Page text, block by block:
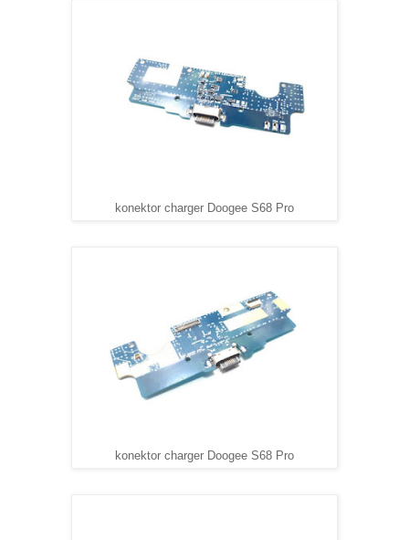
konektor charger Doogee S68 Pro
konektor charger Doogee S68 Pro